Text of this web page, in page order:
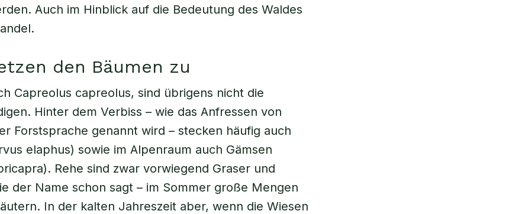
Auch im Hinblick auf die Bedeutung des Waldes
den Bäumen zu
Capreolus capreolus, sind übrigens nicht die
Hinter dem Verbiss – wie das Anfressen von
Forstsprache genannt wird – stecken häufig auch
elaphus) sowie im Alpenraum auch Gämsen
Rehe sind zwar vorwiegend Graser und
der Name schon sagt – im Sommer große Mengen
In der kalten Jahreszeit aber, wenn die Wiesen